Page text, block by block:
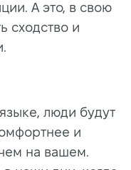
А это, в свою
сходство и
люди будут
и
на вашем.